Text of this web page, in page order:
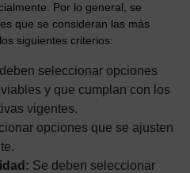
Por lo general, se
que se consideran las más
siguientes criterios:
seleccionar opciones
y que cumplan con los
vigentes.
opciones que se ajusten
Se deben seleccionar